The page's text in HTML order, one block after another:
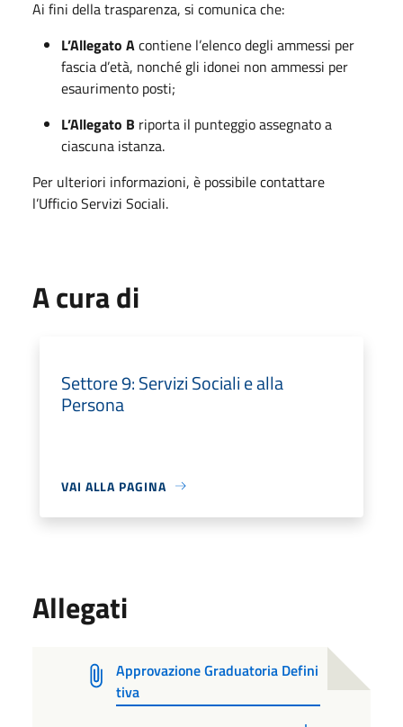
Ai fini della trasparenza, si comunica che:
L’Allegato Acontiene l’elenco degli ammessi per
fascia d’età, nonché gli idonei non ammessi per
esaurimento posti;
L’Allegato B riporta il punteggio assegnato a
ciascuna istanza.
Per ulteriori informazioni, è possibile contattare
l’Ufficio Servizi Sociali.
A cura di
Settore 9: Servizi Sociali e alla
Persona
VAI ALLA PAGINA
Allegati
Approvazione Graduatoria Defini
tiva